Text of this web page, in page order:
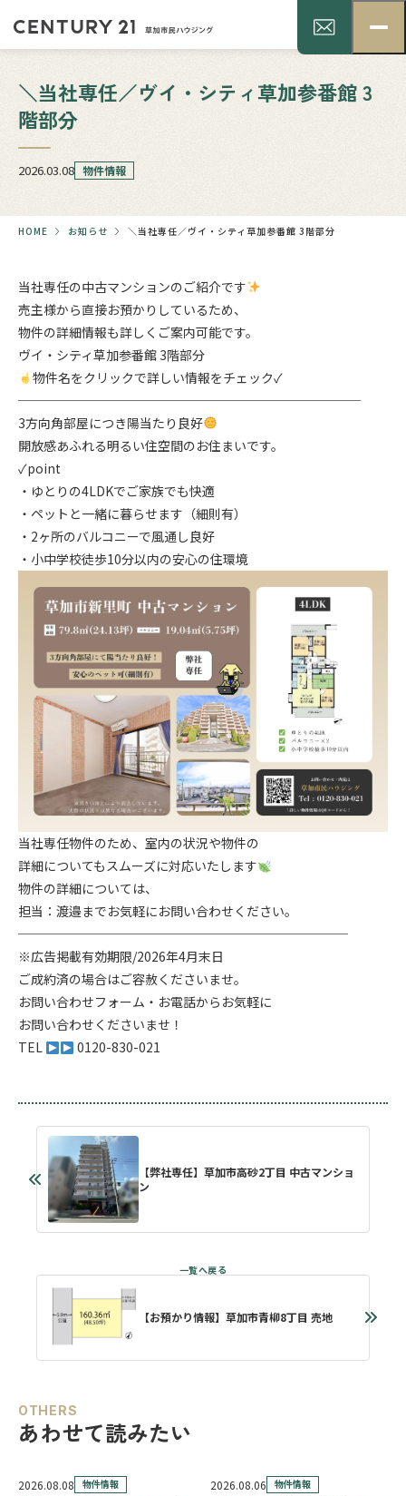
＼当社専任／ヴイ・シティ草加参番館 3
階部分
2026.03.08 物件情報
HOME お知らせ ＼当社専任／ヴイ・シティ草加参番館 3階部分
当社専任の中古マンションのご紹介です
売主様から直接お預かりしているため、
物件の詳細情報も詳しくご案内可能です。
ヴイ・シティ草加参番館 3階部分
物件名をクリックで詳しい情報をチェック✓
───────────────────────────
3方向角部屋につき陽当たり良好
開放感あふれる明るい住空間のお住まいです。
✓point
・ゆとりの4LDKでご家族でも快適
・ペットと一緒に暮らせます（細則有）
・2ヶ所のバルコニーで風通し良好
・小中学校徒歩10分以内の安心の住環境
当社専任物件のため、室内の状況や物件の
詳細についてもスムーズに対応いたします
物件の詳細については、
担当：渡邉までお気軽にお問い合わせください。
──────────────────────────
※広告掲載有効期限/2026年4月末日
ご成約済の場合はご容赦くださいませ。
お問い合わせフォーム・お電話からお気軽に
お問い合わせくださいませ！
TEL
0120-830-021
【弊社専任】草加市高砂2丁目 中古マンショ
ン
【お預かり情報】草加市青柳8丁目 売地
OTHERS
あわせて読みたい
2026.08.08 物件情報 2026.08.06 物件情報